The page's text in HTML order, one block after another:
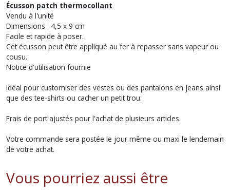
Écusson patch thermocollant
Vendu à l'unité
Dimensions : 4,5 x 9 cm
Facile et rapide à poser.
Cet écusson peut être appliqué au fer à repasser sans vapeur ou
cousu.
Notice d'utilisation fournie
Idéal pour customiser des vestes ou des pantalons en jeans ainsi
que des tee-shirts ou cacher un petit trou.
Frais de port ajustés pour l'achat de plusieurs articles.
Votre commande sera postée le jour même ou maxi le lendemain
de votre achat.
Vous pourriez aussi être